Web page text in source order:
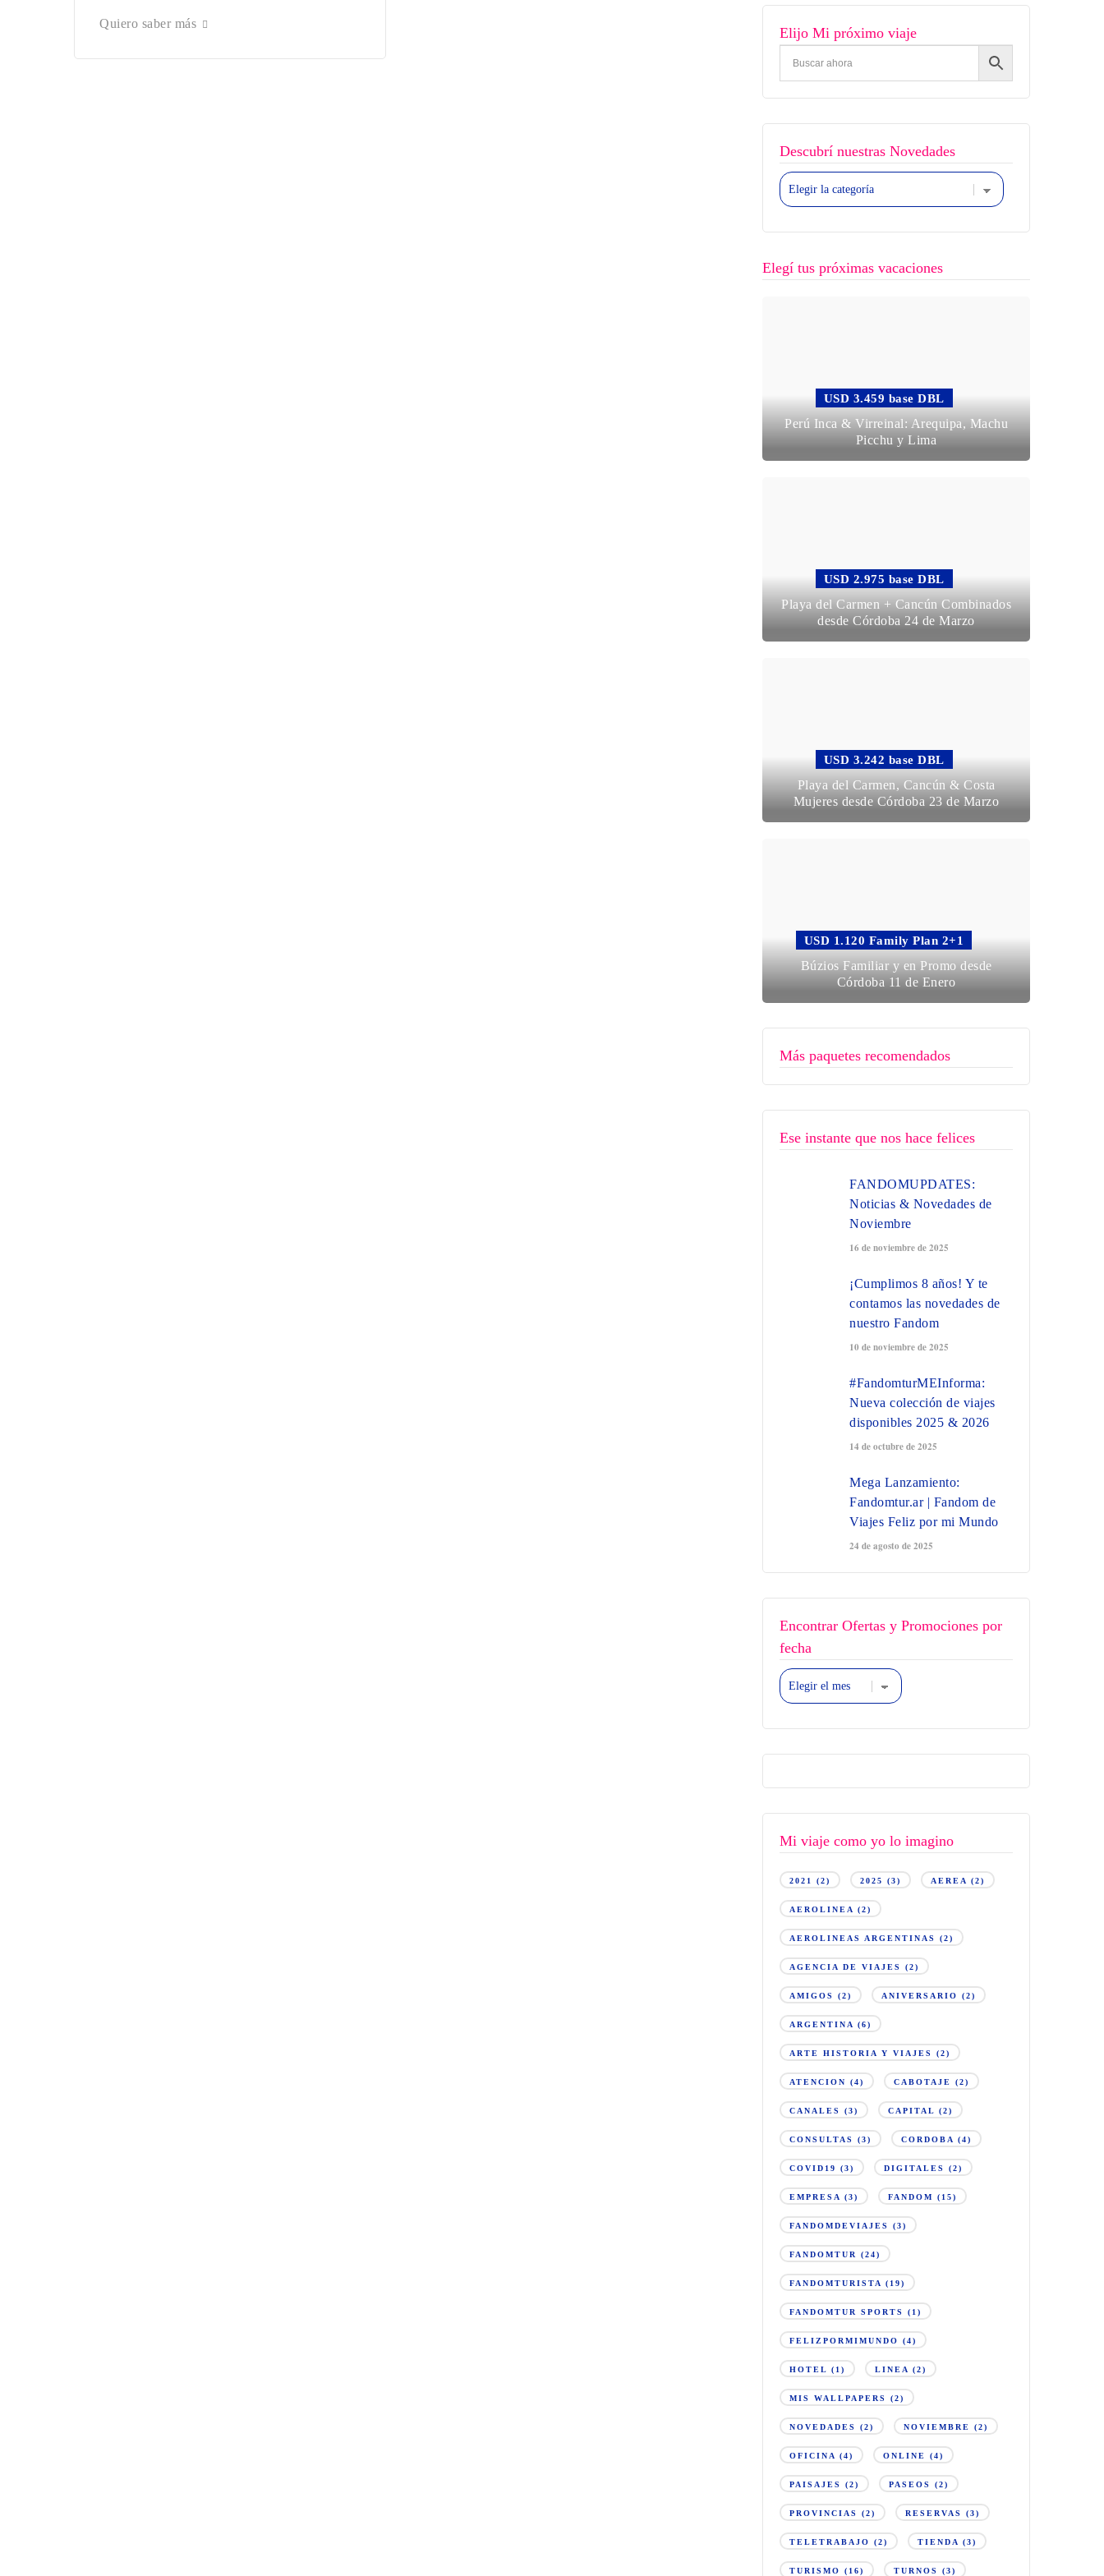
Quiero saber más
Elijo Mi próximo viaje
Descubrí nuestras Novedades
Descubrí
nuestras
Novedades
Elegí tus próximas vacaciones
USD 3.459 base DBL
Perú Inca & Virreinal: Arequipa, Machu
Picchu y Lima
USD 2.975 base DBL
Playa del Carmen + Cancún Combinados
desde Córdoba 24 de Marzo
USD 3.242 base DBL
Playa del Carmen, Cancún & Costa
Mujeres desde Córdoba 23 de Marzo
USD 1.120 Family Plan 2+1
Búzios Familiar y en Promo desde
Córdoba 11 de Enero
Más paquetes recomendados
Ese instante que nos hace felices
FANDOMUPDATES:
Noticias & Novedades de
Noviembre
16 de noviembre de 2025
¡Cumplimos 8 años! Y te
contamos las novedades de
nuestro Fandom
10 de noviembre de 2025
#FandomturMEInforma:
Nueva colección de viajes
disponibles 2025 & 2026
14 de octubre de 2025
Mega Lanzamiento:
Fandomtur.ar | Fandom de
Viajes Feliz por mi Mundo
24 de agosto de 2025
Encontrar Ofertas y Promociones por
fecha
Encontrar
Ofertas
y
fecha
Mi viaje como yo lo imagino
2021 (2) 2025 (3) AEREA (2)
AEROLINEA (2)
AEROLINEAS ARGENTINAS (2)
AGENCIA DE VIAJES (2)
AMIGOS (2) ANIVERSARIO (2)
ARGENTINA (6)
ARTE HISTORIA Y VIAJES (2)
ATENCION (4) CABOTAJE (2)
CANALES (3) CAPITAL (2)
CONSULTAS (3) CORDOBA (4)
COVID19 (3) DIGITALES (2)
EMPRESA (3) FANDOM (15)
FANDOMDEVIAJES (3)
FANDOMTUR (24)
FANDOMTURISTA (19)
FANDOMTUR SPORTS (1)
FELIZPORMIMUNDO (4)
HOTEL (1) LINEA (2)
MIS WALLPAPERS (2)
NOVEDADES (2) NOVIEMBRE (2)
OFICINA (4) ONLINE (4)
PAISAJES (2) PASEOS (2)
PROVINCIAS (2) RESERVAS (3)
TELETRABAJO (2) TIENDA (3)
TURISMO (16) TURNOS (3)